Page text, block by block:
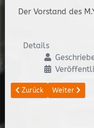
Der Vorstand des
Details
Vorheriger Beitrag:
Zurück Nächster
Weiter